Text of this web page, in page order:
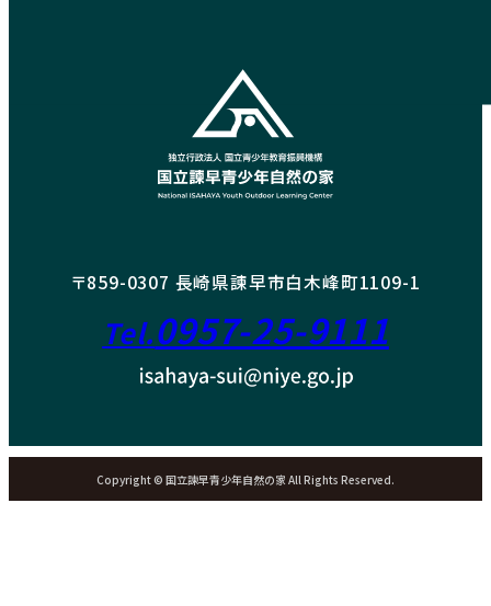
〒859-0307 長崎県諫早市白木峰町1109-1
Tel.0957-25-9111
Copyright © 国立諫早青少年自然の家 All Rights Reserved.